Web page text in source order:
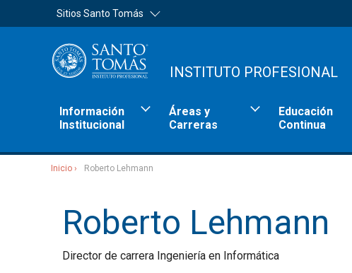
Sitios Santo Tomás
INSTITUTO PROFESIONAL
Información
Institucional
Áreas y
Carreras
Educación
Continua
Inicio Roberto Lehmann
Roberto Lehmann
Director de carrera Ingeniería en Informática